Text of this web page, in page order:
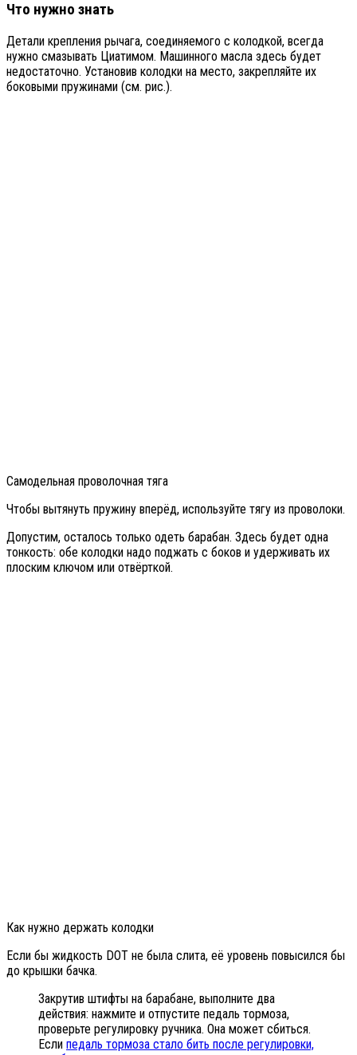
Что нужно знать
Детали крепления рычага, соединяемого с колодкой, всегда
нужно смазывать Циатимом. Машинного масла здесь будет
недостаточно. Установив колодки на место, закрепляйте их
боковыми пружинами (см. рис.).
Самодельная проволочная тяга
Чтобы вытянуть пружину вперёд, используйте тягу из проволоки.
Допустим, осталось только одеть барабан. Здесь будет одна
тонкость: обе колодки надо поджать с боков и удерживать их
плоским ключом или отвёрткой.
Как нужно держать колодки
Если бы жидкость DOT не была слита, её уровень повысился бы
до крышки бачка.
Закрутив штифты на барабане, выполните два
действия: нажмите и отпустите педаль тормоза,
проверьте регулировку ручника. Она может сбиться.
Если педаль тормоза стало бить после регулировки,